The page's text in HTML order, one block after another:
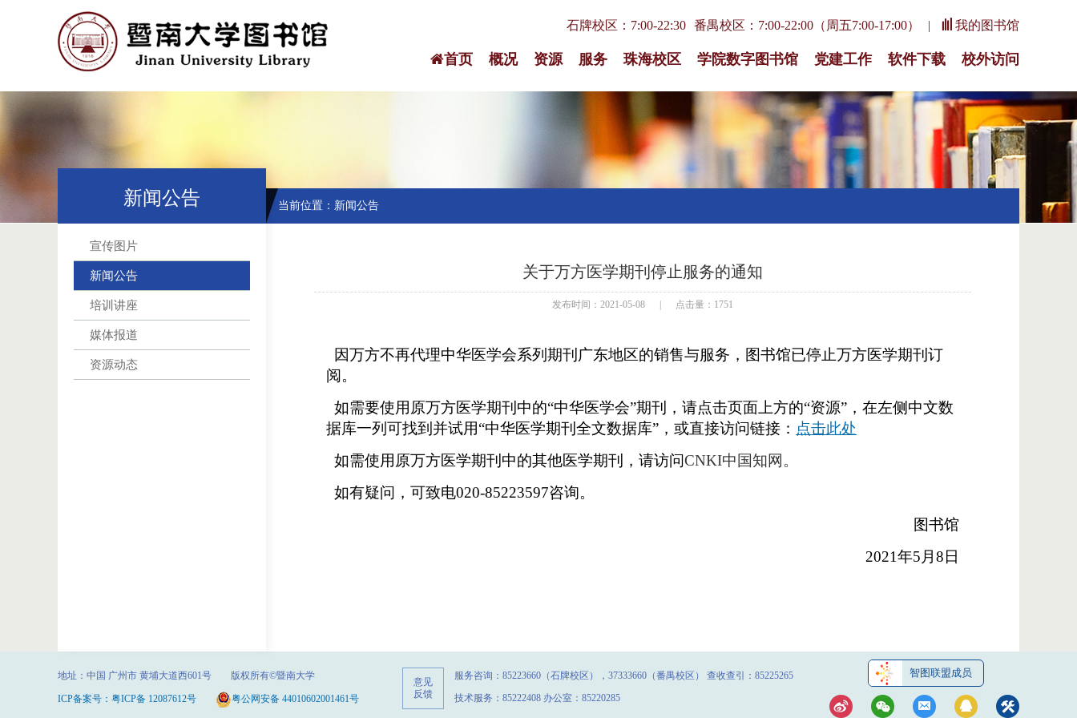
石牌校区：7:00-22:30 番禺校区：7:00-22:00（周五7:00-17:00） 我的图书馆
首页 概况 资源 服务 珠海校区 学院数字图书馆 党建工作 软件下载 校外访问
新闻公告
宣传图片
新闻公告
培训讲座
媒体报道
资源动态
当前位置： 新闻公告
关于万方医学期刊停止服务的通知
发布时间：2021-05-08 点击量：1751
因万方不再代理中华医学会系列期刊广东地区的销售与服务，图书馆已停止万方医学期刊订
阅。
如需要使用原万方医学期刊中的“中华医学会”期刊，请点击页面上方的“资源”，在左侧中文数
据库一列可找到并试用“中华医学期刊全文数据库”，或直接访问链接： 点击此处
如需使用原万方医学期刊中的其他医学期刊，请访问CNKI中国知网。
如有疑问，可致电020-85223597咨询。
图书馆
2021年5月8日
地址：中国 广州市 黄埔大道西601号 版权所有©暨南大学
ICP备案号：粤ICP备 12087612号 粤公网安备 44010602001461号
意见
反馈
服务咨询：85223660（石牌校区），37333660（番禺校区） 查收查引：85225265
技术服务：85222408 办公室：85220285
智图联盟成员